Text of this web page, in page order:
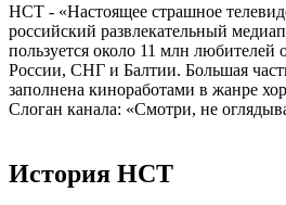
НСТ - «Настоящее страшное
российский развлекательный
пользуется около 11 млн любителей
России, СНГ и Балтии. Большая
заполнена киноработами в жанре
Слоган канала: «Смотри, не
История НСТ